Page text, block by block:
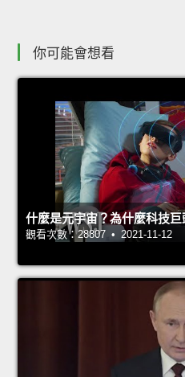
你可能會想看
什麼是元宇宙？為什麼科技
觀看次數：28807 • 2021-11-12